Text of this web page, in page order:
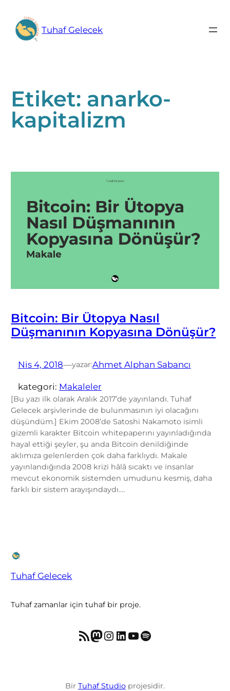
geç
Tuhaf Gelecek
Etiket: anarko-
kapitalizm
Bitcoin: Bir Ütopya Nasıl
Düşmanının Kopyasına Dönüşür?
Nis 4, 2018—yazar:Ahmet Alphan Sabancı
kategori: Makaleler
[Bu yazı ilk olarak Aralık 2017’de yayınlandı. Tuhaf
Gelecek arşivlerinde de bulunmasının iyi olacağını
düşündüm.] Ekim 2008’de Satoshi Nakamoto isimli
gizemli karakter Bitcoin whitepaperını yayınladığında
hayal ettiği şeyler, şu anda Bitcoin denildiğinde
aklımıza gelenlerden çok daha farklıydı. Makale
yayınlandığında 2008 krizi hâlâ sıcaktı ve insanlar
mevcut ekonomik sistemden umudunu kesmiş, daha
farklı bir sistem arayışındaydı.…
Tuhaf Gelecek
Tuhaf zamanlar için tuhaf bir proje.
RSS akışı Mastodon Instagram LinkedIn YouTube Spotify
Bir Tuhaf Studio projesidir.